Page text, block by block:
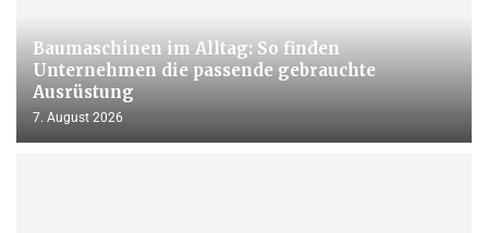
Baumaschinen im Alltag: So finden
Unternehmen die passende gebrauchte
Ausrüstung
7. August 2026